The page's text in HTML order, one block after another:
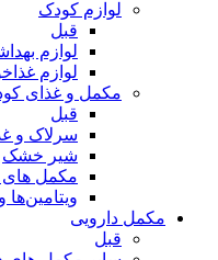
لوازم کودک
قبل
لوازم
لوازم
مکمل و غذای
قبل
سرلاک و
شیر خشک
مکمل
مکمل دارویی
قبل